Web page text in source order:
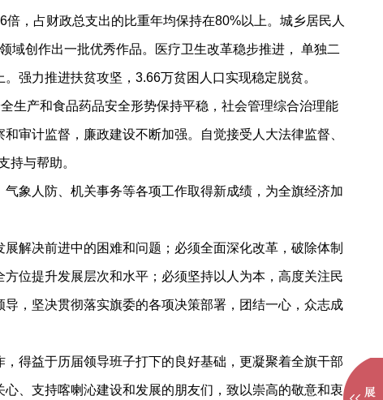
，占财政总支出的比重年均保持在80%以上。城乡居民人
域创作出一批优秀作品。医疗卫生改革稳步推进， 单独二
强力推进扶贫攻坚，3.66万贫困人口实现稳定脱贫。
生产和食品药品安全形势保持平稳，社会管理综合治理能
审计监督，廉政建设不断加强。自觉接受人大法律监督、
持与帮助。
象人防、机关事务等各项工作取得新成绩，为全旗经济加
解决前进中的困难和问题；必须全面深化改革，破除体制
位提升发展层次和水平；必须坚持以人为本，高度关注民
，坚决贯彻落实旗委的各项决策部署，团结一心，众志成
得益于历届领导班子打下的良好基础，更凝聚着全旗干部
、支持喀喇沁建设和发展的朋友们，致以崇高的敬意和衷